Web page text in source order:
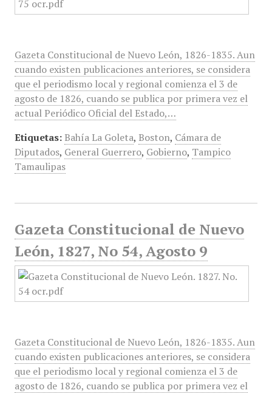
Gazeta Constitucional de Nuevo León, 1826-1835. Aun
cuando existen publicaciones anteriores, se considera
que el periodismo local y regional comienza el 3 de
agosto de 1826, cuando se publica por primera vez el
actual Periódico Oficial del Estado,…
Etiquetas: Bahía La Goleta, Boston, Cámara de
Diputados, General Guerrero, Gobierno, Tampico
Tamaulipas
Gazeta Constitucional de Nuevo
León, 1827, No 54, Agosto 9
Gazeta Constitucional de Nuevo León, 1826-1835. Aun
cuando existen publicaciones anteriores, se considera
que el periodismo local y regional comienza el 3 de
agosto de 1826, cuando se publica por primera vez el